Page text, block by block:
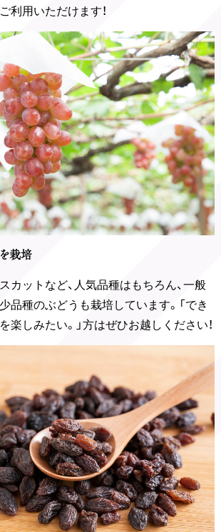
利用いただけます！
栽培
カットなど、人気品種はもちろん、一般
品種のぶどうも栽培しています。「でき
楽しみたい。」方はぜひお越しください！